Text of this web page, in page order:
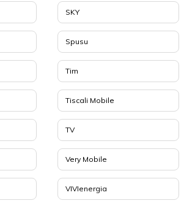
SKY
Spusu
Tim
Tiscali Mobile
TV
Very Mobile
VIVIenergia